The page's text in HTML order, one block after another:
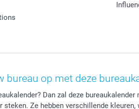
bureau op met deze
Dan zal deze
Ze hebben verschillende